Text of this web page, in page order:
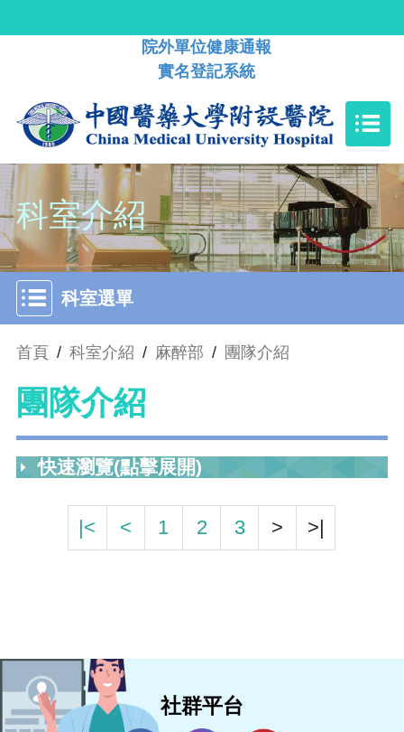
院外單位健康通報
實名登記系統
科室介紹
科室選單
首頁 / 科室介紹 / 麻醉部 / 團隊介紹
團隊介紹
快速瀏覽(點擊展開)
|< < 1 2 3 > >|
社群平台